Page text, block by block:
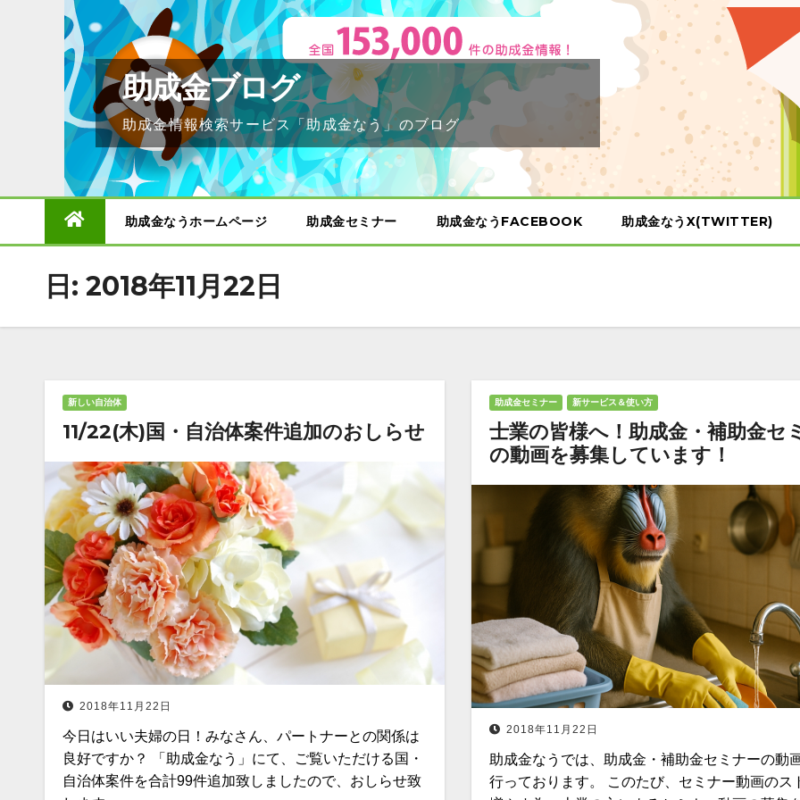
助成金ブログ
助成金情報検索サービス「助成金なう」のブログ
助成金なうホームページ 助成金セミナー 助成金なうFACEBOOK 助成金なうX(TWITTER)
日: 2018年11月22日
新しい自治体
11/22(木)国・自治体案件追加のおしらせ
2018年11月22日
今日はいい夫婦の日！みなさん、パートナーとの関係は
良好ですか？ 「助成金なう」にて、ご覧いただける国・
自治体案件を合計99件追加致しましたので、おしらせ致
助成金セミナー 新サービス＆使い方
士業の皆様へ！助成金・補助金セ
の動画を募集しています！
2018年11月22日
助成金なうでは、助成金・補助金セミナーの動
行っております。 このたび、セミナー動画のス